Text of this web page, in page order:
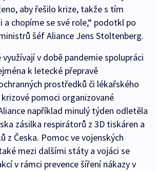
aby řešilo krize, takže s tím
a chopíme se své role,“ podotkl po
šéf Aliance Jens Stoltenberg.
využívají v době pandemie spolupráci
k letecké přepravě
prostředků či lékařského
krizové pomoci organizované
například minulý týden odletěla
zásilka respirátorů z 3D tiskáren a
z Česka. Pomoc ve vojenských
mezi dalšími státy a vojáci se
v rámci prevence šíření nákazy v